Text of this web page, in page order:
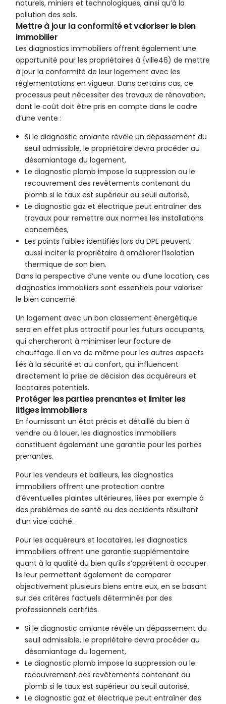
naturels, miniers et technologiques, ainsi qu’à la
pollution des sols.
Mettre à jour la conformité et valoriser le bien
immobilier
Les diagnostics immobiliers offrent également une
opportunité pour les propriétaires à {ville46) de mettre
à jour la conformité de leur logement avec les
réglementations en vigueur. Dans certains cas, ce
processus peut nécessiter des travaux de rénovation,
dont le coût doit être pris en compte dans le cadre
d’une vente :
Si le diagnostic amiante révèle un dépassement du
seuil admissible, le propriétaire devra procéder au
désamiantage du logement,
Le diagnostic plomb impose la suppression ou le
recouvrement des revêtements contenant du
plomb si le taux est supérieur au seuil autorisé,
Le diagnostic gaz et électrique peut entraîner des
travaux pour remettre aux normes les installations
concernées,
Les points faibles identifiés lors du DPE peuvent
aussi inciter le propriétaire à améliorer l’isolation
thermique de son bien.
Dans la perspective d’une vente ou d’une location, ces
diagnostics immobiliers sont essentiels pour valoriser
le bien concerné.
Un logement avec un bon classement énergétique
sera en effet plus attractif pour les futurs occupants,
qui chercheront à minimiser leur facture de
chauffage. Il en va de même pour les autres aspects
liés à la sécurité et au confort, qui influencent
directement la prise de décision des acquéreurs et
locataires potentiels.
Protéger les parties prenantes et limiter les
litiges immobiliers
En fournissant un état précis et détaillé du bien à
vendre ou à louer, les diagnostics immobiliers
constituent également une garantie pour les parties
prenantes.
Pour les vendeurs et bailleurs, les diagnostics
immobiliers offrent une protection contre
d’éventuelles plaintes ultérieures, liées par exemple à
des problèmes de santé ou des accidents résultant
d’un vice caché.
Pour les acquéreurs et locataires, les diagnostics
immobiliers offrent une garantie supplémentaire
quant à la qualité du bien qu’ils s’apprêtent à occuper.
Ils leur permettent également de comparer
objectivement plusieurs biens entre eux, en se basant
sur des critères factuels déterminés par des
professionnels certifiés.
Si le diagnostic amiante révèle un dépassement du
seuil admissible, le propriétaire devra procéder au
désamiantage du logement,
Le diagnostic plomb impose la suppression ou le
recouvrement des revêtements contenant du
plomb si le taux est supérieur au seuil autorisé,
Le diagnostic gaz et électrique peut entraîner des